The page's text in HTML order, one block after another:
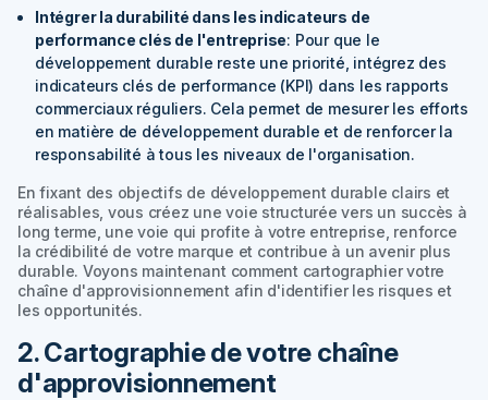
Intégrer la durabilité dans les indicateurs de
performance clés de l'entreprise: Pour que le
développement durable reste une priorité, intégrez des
indicateurs clés de performance (KPI) dans les rapports
commerciaux réguliers. Cela permet de mesurer les efforts
en matière de développement durable et de renforcer la
responsabilité à tous les niveaux de l'organisation.
En fixant des objectifs de développement durable clairs et
réalisables, vous créez une voie structurée vers un succès à
long terme, une voie qui profite à votre entreprise, renforce
la crédibilité de votre marque et contribue à un avenir plus
durable. Voyons maintenant comment cartographier votre
chaîne d'approvisionnement afin d'identifier les risques et
les opportunités.
2. Cartographie de votre chaîne
d'approvisionnement